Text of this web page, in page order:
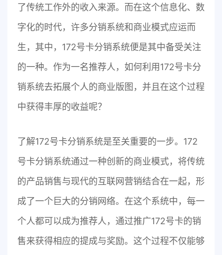
了传统工作外的收入来源。而在这个信息化、数
字化的时代，许多分销系统和商业模式应运而
生，其中，172号卡分销系统便是其中备受关注
的一种。作为一名推荐人，如何利用172号卡分
销系统去拓展个人的商业版图，并且在这个过程
中获得丰厚的收益呢？
了解172号卡分销系统是至关重要的一步。172
号卡分销系统通过一种创新的商业模式，将传统
的产品销售与现代的互联网营销结合在一起，形
成了一个巨大的分销网络。在这个系统中，每一
个人都可以成为推荐人，通过推广172号卡的销
售来获得相应的提成与奖励。这个过程不仅能够